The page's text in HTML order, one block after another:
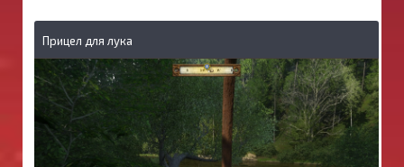
Прицел для лука